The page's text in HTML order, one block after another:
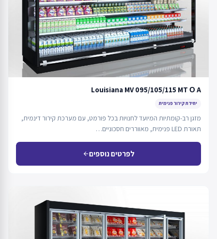
Louisiana MV 095/105/115 MT О A
יחידת קירור פנימית
מזגן רב-קומתיות המיועד לחנויות בכל פורמט, עם מערכת קירור דינמית,
תאורת LED פנימית, מאווררים חסכוניים…
לפרטים נוספיםarrow_back